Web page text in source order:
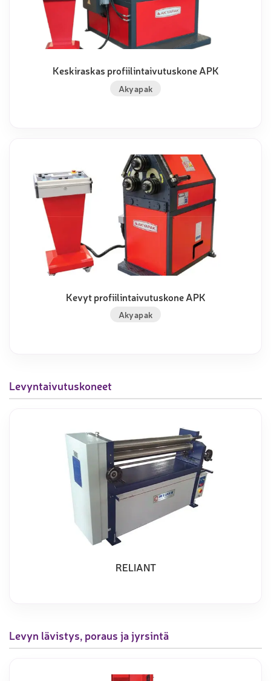
Keskiraskas profiilintaivutuskone APK
Akyapak
Kevyt profiilintaivutuskone APK
Akyapak
Levyntaivutuskoneet
RELIANT
Levyn lävistys, poraus ja jyrsintä